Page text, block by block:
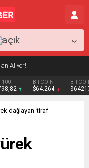
Alıyor!
100 BITCOIN
$64.264
dağlayan itiraf